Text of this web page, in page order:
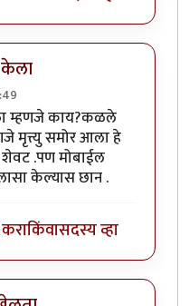
केला
म्हणजे काय?कळले
मृत्त्यु समोर आला हे
.पण मोबाईल
केल्यास छान .
किंवासदस्य व्हा